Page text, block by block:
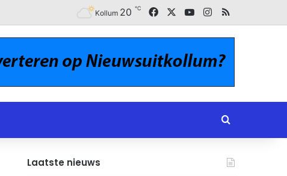
Kollum 20 ℃ FacebookYouTubeInstagram
RSS
Zoeken naar
Laatste nieuws